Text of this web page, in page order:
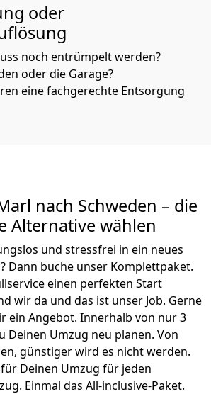
oder
noch entrümpelt werden?
oder die Garage?
eine fachgerechte Entsorgung
nach Schweden – die
Alternative wählen
und stressfrei in ein neues
Dann buche unser Komplettpaket.
einen perfekten Start
wir da und das ist unser Job. Gerne
ein Angebot. Innerhalb von nur3
Deinen Umzug neu planen. Von
, günstiger wird es nicht werden.
für Deinen Umzug für jeden
Einmal das All-inclusive-Paket.